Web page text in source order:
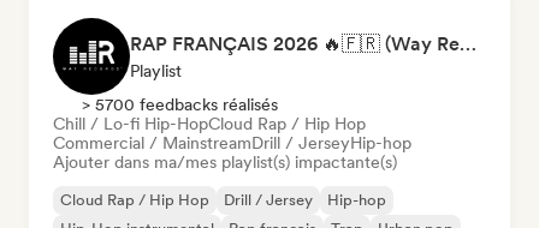
RAP FRANÇAIS 2026 🔥🇫🇷 (Way Records)
Playlist
> 5700 feedbacks réalisés
Chill / Lo-fi Hip-HopCloud Rap / Hip Hop
Commercial / MainstreamDrill / JerseyHip-hop
Ajouter dans ma/mes playlist(s) impactante(s)
Cloud Rap / Hip Hop Drill / Jersey
Hip-hop